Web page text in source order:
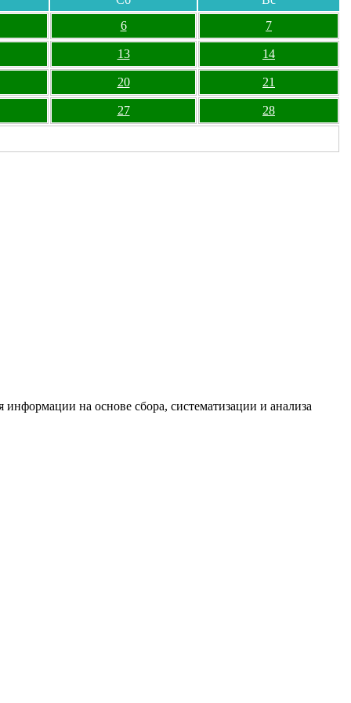
6 7
13 14
20 21
27 28
на основе сбора, систематизации и анализа